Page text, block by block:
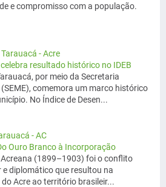
e compromisso com a população.
- Acre
resultado histórico no IDEB
por meio da Secretaria
comemora um marco histórico
No Índice de Desen...
- AC
Ouro Branco à Incorporação
Acreana (1899–1903) foi o conflito
diplomático que resultou na
Acre ao território brasileir...